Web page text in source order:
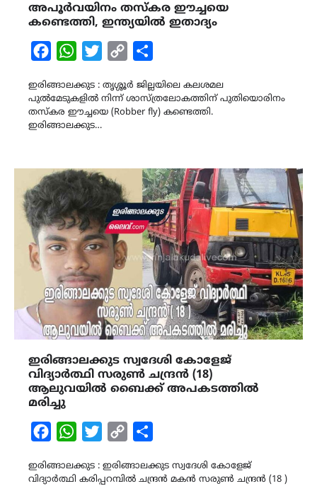
അപൂർവയിനം തസ്കര ഈച്ചയെ
കണ്ടെത്തി, ഇന്ത്യയിൽ ഇതാദ്യം
FacebookWhatsAppTwitterCopy
ഇരിങ്ങാലക്കുട : തൃശ്ശൂർ ജില്ലയിലെ കലശമല
പുൽമേടുകളിൽ നിന്ന് ശാസ്ത്രലോകത്തിന് പുതിയൊരിനം
തസ്കര ഈച്ചയെ (Robber fly) കണ്ടെത്തി.
ഇരിങ്ങാലക്കുട…
ഇരിങ്ങാലക്കുട സ്വദേശി കോളേജ്
വിദ്യാർത്ഥി സരുൺ ചന്ദ്രൻ (18)
ആലുവയിൽ ബൈക്ക് അപകടത്തിൽ
മരിച്ചു
FacebookWhatsAppTwitterCopy
ഇരിങ്ങാലക്കുട : ഇരിങ്ങാലക്കുട സ്വദേശി കോളേജ്
വിദ്യാർത്ഥി കരിപ്പറമ്പിൽ ചന്ദ്രൻ മകൻ സരുൺ ചന്ദ്രൻ (18 )